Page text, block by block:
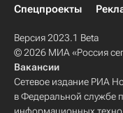
Спецпроекты
Версия 2023.1 Beta
© 2026 МИА «Россия
Вакансии
Сетевое издание РИА
в Федеральной службе